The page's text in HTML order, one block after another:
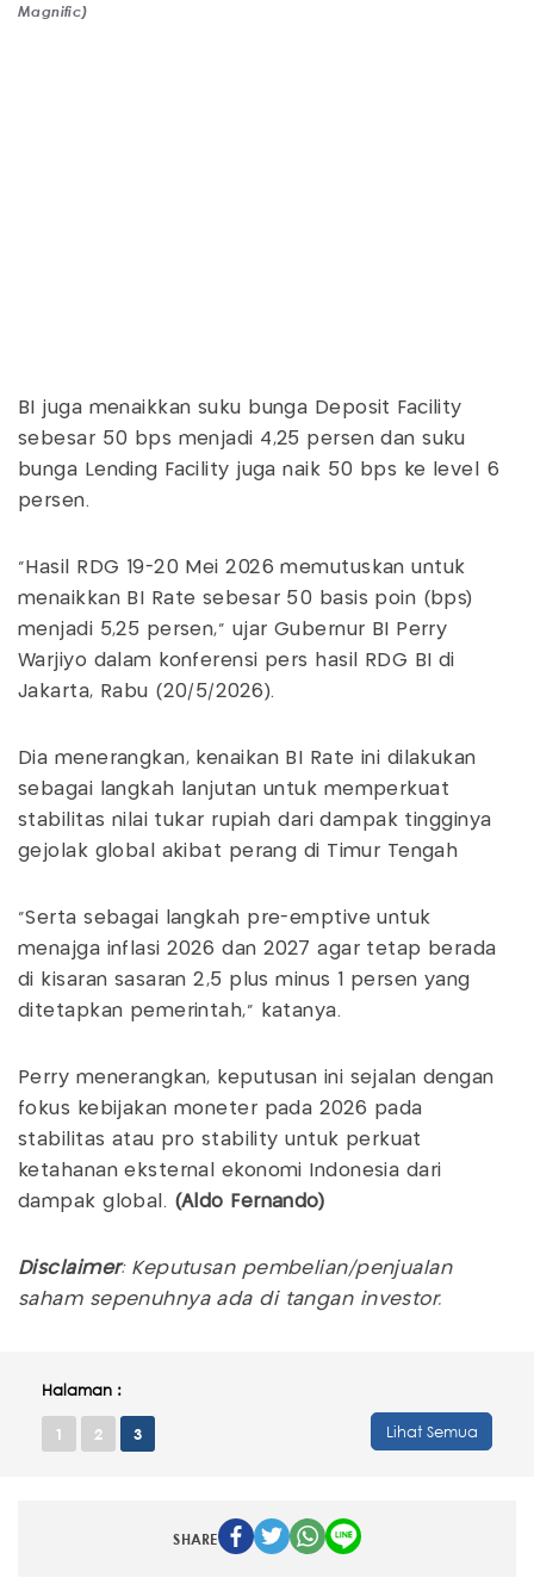
Magnific)
BI juga menaikkan suku bunga Deposit Facility
sebesar 50 bps menjadi 4,25 persen dan suku
bunga Lending Facility juga naik 50 bps ke level 6
persen.
"Hasil RDG 19-20 Mei 2026 memutuskan untuk
menaikkan BI Rate sebesar 50 basis poin (bps)
menjadi 5,25 persen," ujar Gubernur BI Perry
Warjiyo dalam konferensi pers hasil RDG BI di
Jakarta, Rabu (20/5/2026).
Dia menerangkan, kenaikan BI Rate ini dilakukan
sebagai langkah lanjutan untuk memperkuat
stabilitas nilai tukar rupiah dari dampak tingginya
gejolak global akibat perang di Timur Tengah
"Serta sebagai langkah pre-emptive untuk
menajga inflasi 2026 dan 2027 agar tetap berada
di kisaran sasaran 2,5 plus minus 1 persen yang
ditetapkan pemerintah," katanya.
Perry menerangkan, keputusan ini sejalan dengan
fokus kebijakan moneter pada 2026 pada
stabilitas atau pro stability untuk perkuat
ketahanan eksternal ekonomi Indonesia dari
dampak global. (Aldo Fernando)
Disclaimer: Keputusan pembelian/penjualan
saham sepenuhnya ada di tangan investor.
Halaman :
1 2 3 Lihat Semua
SHARE